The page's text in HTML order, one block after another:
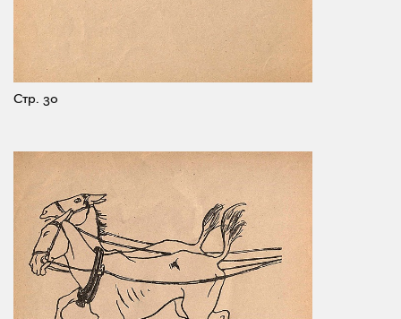
Стр. 30